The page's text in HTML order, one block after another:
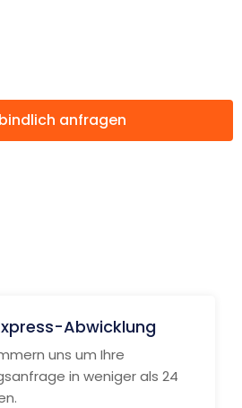
anfragen
Abwicklung
uns um Ihre
in weniger als 24